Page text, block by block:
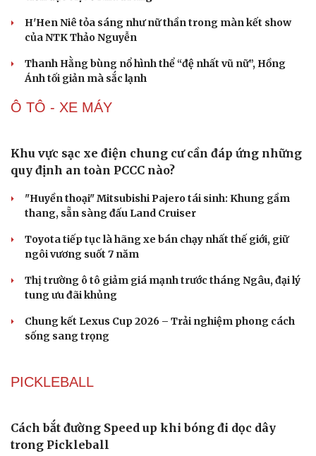
Tư vấn
Săn Tour
Câu chuyện thời sự
Đọc truyện đêm khuya
Kể chuyện cho bé
Hạt giống tâm hồn
150 mẫu nhí tái hiện vẻ đẹp văn hóa Việt trong
không gian phố cổ Hoa Lư
Lương Thùy Linh, Ý Nhi làm vedette trên sàn diễn phủ 4
tấn lúa
diễn đặc biệt ở Nha Trang
của NTK Thảo Nguyễn
Thanh Hằng bùng nổ hình thể “đệ nhất vũ nữ”, Hồng
Ánh tối giản mà sắc lạnh